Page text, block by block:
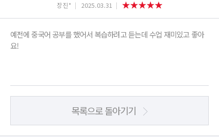
장진* 2025.03.31
예전에 중국어 공부를 했어서 복습하려고 듣는데 수업 재미있고 좋아
요!
목록으로 돌아기기